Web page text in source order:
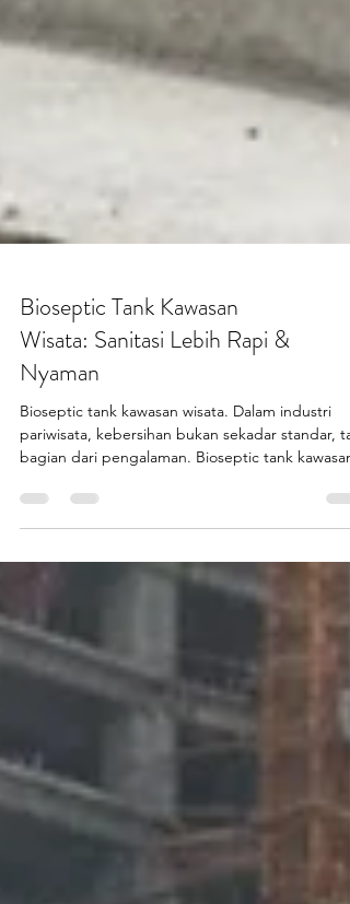
Bioseptic Tank Kawasan
Wisata: Sanitasi Lebih Rapi &
Nyaman
Bioseptic tank kawasan wisata. Dalam industri
bagian dari pengalaman. Bioseptic tank kawasan
membantu menjaga kenyamanan pengunjung
sekaligus citra destinasi. Area wisata seperti
waterpark, resort, dan taman rekreasi memiliki
tingkat pemakaian toilet yang tinggi. Karena itu,
sistem sanitasi harus kuat, kedap, dan mampu
bekerja stabil dalam jangka panjang. Kenapa
Sanitasi Jadi